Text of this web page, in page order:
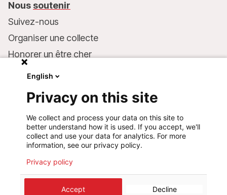
Nous soutenir
Suivez-nous
Organiser une collecte
Honorer un être cher
Faire un don
Coordonnées bancaires :
LU75 1111 0000 4848 0000
Comportement responsable
Médecins Sans Frontières Luxembourg
English
Privacy on this site
We collect and process your data on this site to
better understand how it is used. If you accept, we'll
collect and use your data for analytics. For more
information, see our privacy policy.
Privacy policy
Accept Decline